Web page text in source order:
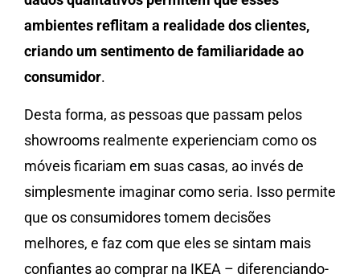
ambientes reflitam a realidade dos clientes,
criando um sentimento de familiaridade ao
consumidor.
Desta forma, as pessoas que passam pelos
showrooms realmente experienciam como os
móveis ficariam em suas casas, ao invés de
simplesmente imaginar como seria. Isso permite
que os consumidores tomem decisões
melhores, e faz com que eles se sintam mais
confiantes ao comprar na IKEA – diferenciando-